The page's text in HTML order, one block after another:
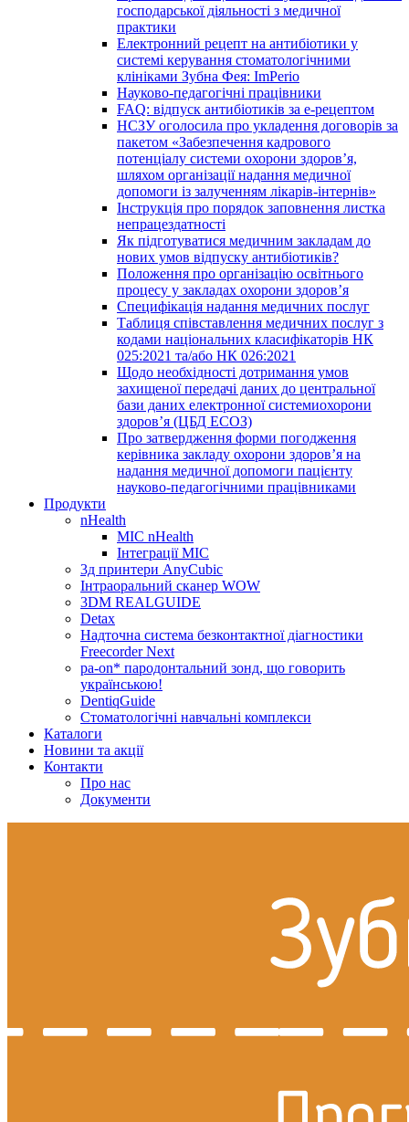
господарської діяльності з медичної
практики
Електронний рецепт на антибіотики у
системі керування стоматологічними
клініками Зубна Фея: ImPerio
Науково-педагогічні працівники
FAQ: відпуск антибіотиків за е-рецептом
НСЗУ оголосила про укладення договорів за
пакетом «Забезпечення кадрового
потенціалу системи охорони здоров’я,
шляхом організації надання медичної
допомоги із залученням лікарів-інтернів»
Інструкція про порядок заповнення листка
непрацездатності
Як підготуватися медичним закладам до
нових умов відпуску антибіотиків?
Положення про організацію освітнього
процесу у закладах охорони здоров’я
Специфікація надання медичних послуг
Таблиця співставлення медичних послуг з
кодами національних класифікаторів НК
025:2021 та/або НК 026:2021
Щодо необхідності дотримання умов
захищеної передачі даних до центральної
бази даних електронної системиохорони
здоров’я (ЦБД ЕСОЗ)
Про затвердження форми погодження
керівника закладу охорони здоров’я на
надання медичної допомоги пацієнту
науково-педагогічними працівниками
Продукти
nHealth
МІС nHealth
Інтеграції МІС
3д принтери AnyCubic
Інтраоральний сканер WOW
3DM REALGUIDE
Detax
Надточна система безконтактної діагностики
Freecorder Next
pa-on* пародонтальний зонд, що говорить
українською!
DentiqGuide
Стоматологічні навчальні комплекси
Каталоги
Новини та акції
Контакти
Про нас
Документи